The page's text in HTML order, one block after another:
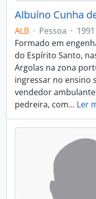
Albuíno Cunha
ALB · Pessoa ·
Formado em
do Espírito Santo,
Argolas na zona
ingressar no ensino
vendedor
pedreira, com… Ler